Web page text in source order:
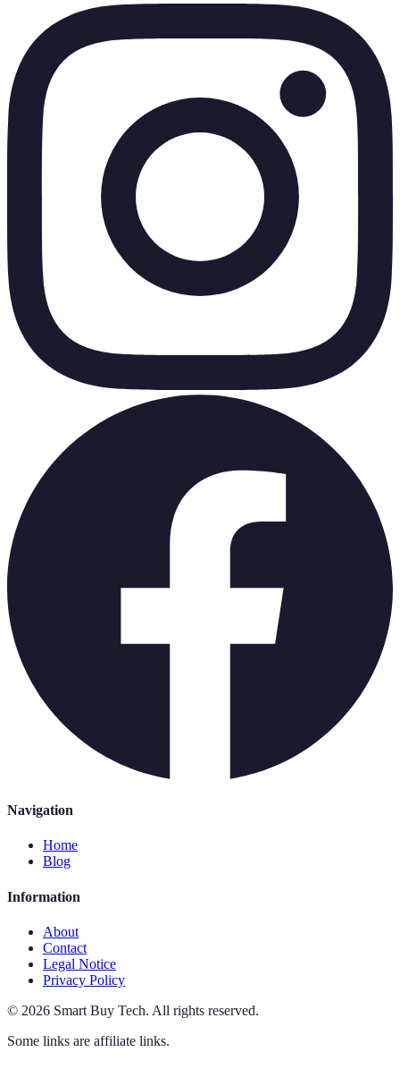
Navigation
Home
Blog
Information
About
Contact
Legal Notice
Privacy Policy
© 2026 Smart Buy Tech. All rights reserved.
Some links are affiliate links.